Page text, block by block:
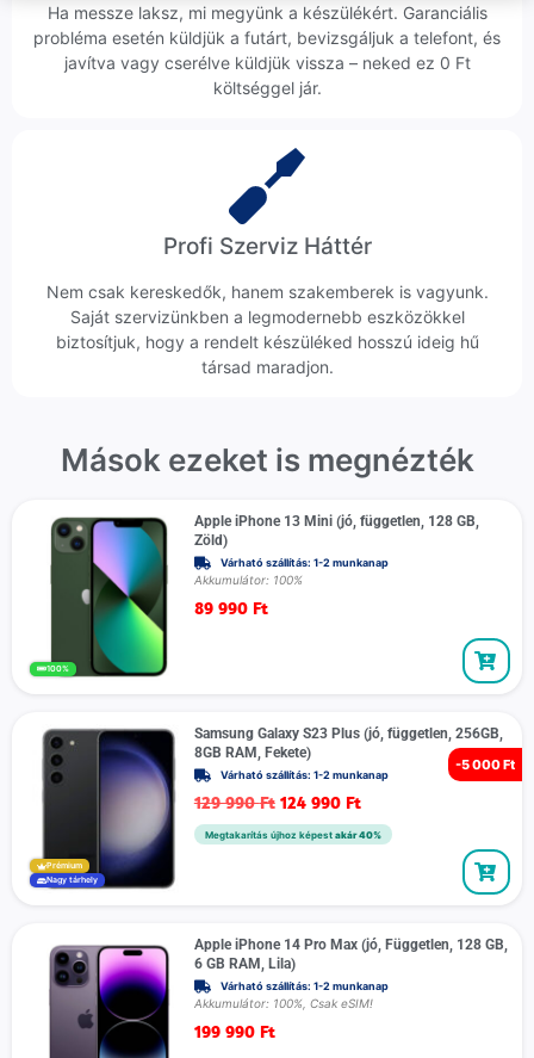
Ha messze laksz, mi megyünk a készülékért. Garanciális
probléma esetén küldjük a futárt, bevizsgáljuk a telefont, és
javítva vagy cserélve küldjük vissza – neked ez 0 Ft
költséggel jár.
Profi Szerviz Háttér
Nem csak kereskedők, hanem szakemberek is vagyunk.
Saját szervizünkben a legmodernebb eszközökkel
biztosítjuk, hogy a rendelt készüléked hosszú ideig hű
társad maradjon.
Mások ezeket is megnézték
100%
Apple iPhone 13 Mini (jó, független, 128 GB,
Zöld)
Várható szállítás: 1-2 munkanap
Akkumulátor: 100%
89 990 Ft
-5 000 Ft
Prémium
Nagy tárhely
Samsung Galaxy S23 Plus (jó, független, 256GB,
8GB RAM, Fekete)
Várható szállítás: 1-2 munkanap
129 990Ft 124 990 Ft
Megtakarítás újhoz képest akár 40%
Apple iPhone 14 Pro Max (jó, Független, 128 GB,
6 GB RAM, Lila)
Várható szállítás: 1-2 munkanap
Akkumulátor: 100%, Csak eSIM!
199 990 Ft